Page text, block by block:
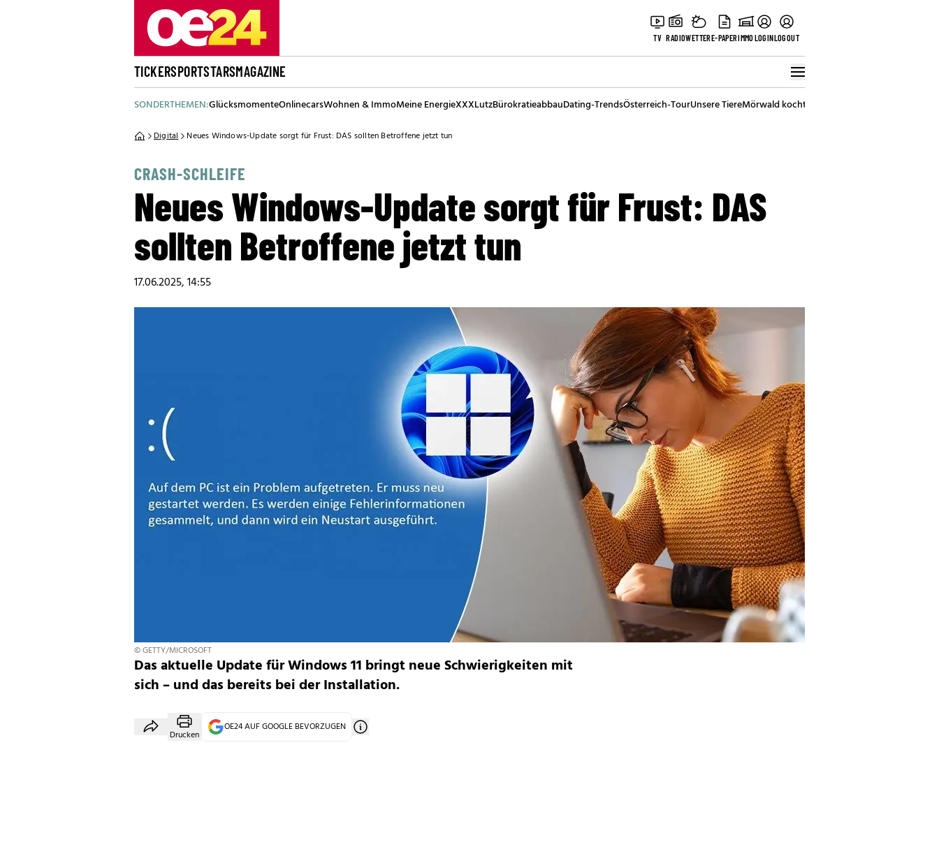
TV RADIOWETTERE-PAPERIMMOLOGINLOGOUT
TICKERSPORTSTARSMAGAZINE
SONDERTHEMEN:GlücksmomenteOnlinecarsWohnen & ImmoMeine EnergieXXXLutzBürokratieabbauDating-TrendsÖsterreich-TourUnsere TiereMörwald kocht
Digital Neues Windows-Update sorgt für Frust: DAS sollten Betroffene jetzt tun
CRASH-SCHLEIFE
Neues Windows-Update sorgt für Frust: DAS
sollten Betroffene jetzt tun
17.06.2025, 14:55
© GETTY/MICROSOFT
Das aktuelle Update für Windows 11 bringt neue Schwierigkeiten mit
sich – und das bereits bei der Installation.
Drucken
OE24 AUF GOOGLE BEVORZUGEN